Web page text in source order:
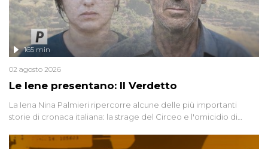
Le Iene presentano: Il Verdetto
165 min
02 agosto 2026
La Iena Nina Palmieri ripercorre alcune delle più importanti
storie di cronaca italiana: la strage del Circeo e l'omicidio di